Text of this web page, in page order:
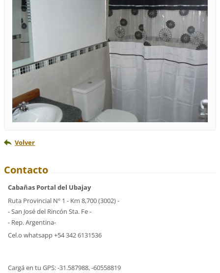
Volver
Contacto
Cabañas Portal del Ubajay
Ruta Provincial Nº 1 - Km 8,700 (3002) -
- San José del Rincón Sta. Fe -
- Rep. Argentina-
Cel.o whatsapp +54 342 6131536
Cargá en tu GPS: -31.587988, -60558819